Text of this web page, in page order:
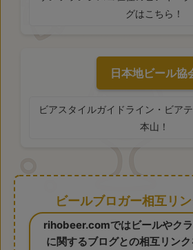
グはこちら！
日本地ビール協
ビアスタイルガイドライン・ビア
本山！
ビールブロガー相互リン
rihobeer.comではビールやク
に関するブログとの相互リン